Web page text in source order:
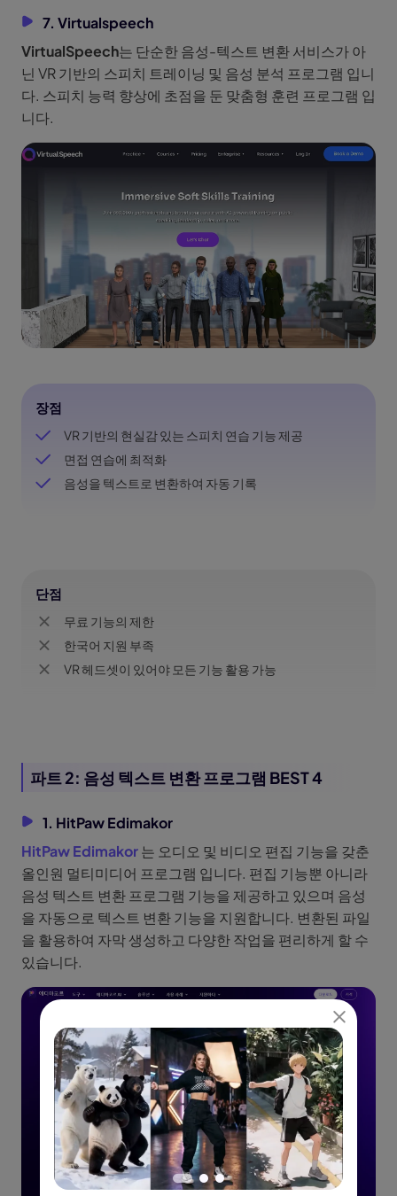
7. Virtualspeech
VirtualSpeech는 단순한 음성-텍스트 변환 서비스가 아
닌 VR 기반의 스피치 트레이닝 및 음성 분석 프로그램 입니
다. 스피치 능력 향상에 초점을 둔 맞춤형 훈련 프로그램 입
니다.
장점
VR 기반의 현실감 있는 스피치 연습 기능 제공
면접 연습에 최적화
음성을 텍스트로 변환하여 자동 기록
단점
무료 기능의 제한
한국어 지원 부족
VR 헤드셋이 있어야 모든 기능 활용 가능
파트 2: 음성 텍스트 변환 프로그램 BEST 4
1. HitPaw Edimakor
HitPaw Edimakor는 오디오 및 비디오 편집 기능을 갖춘
올인원 멀티미디어 프로그램 입니다. 편집 기능뿐 아니라
음성 텍스트 변환 프로그램 기능을 제공하고 있으며 음성
을 자동으로 텍스트 변환 기능을 지원합니다. 변환된 파일
을 활용하여 자막 생성하고 다양한 작업을 편리하게 할 수
있습니다.